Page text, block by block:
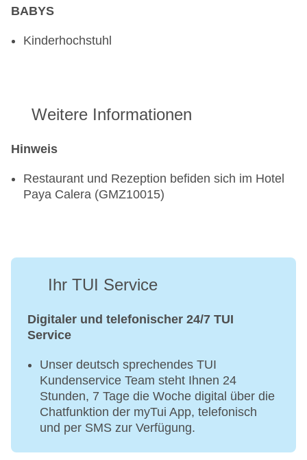
BABYS
Kinderhochstuhl
Weitere Informationen
Hinweis
Restaurant und Rezeption befiden sich im Hotel
Paya Calera (GMZ10015)
Ihr TUI Service
Digitaler und telefonischer 24/7 TUI
Service
Unser deutsch sprechendes TUI
Kundenservice Team steht Ihnen 24
Stunden, 7 Tage die Woche digital über die
Chatfunktion der myTui App, telefonisch
und per SMS zur Verfügung.